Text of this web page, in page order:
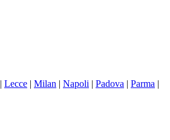
| Lecce | Milan | Napoli | Padova | Parma |